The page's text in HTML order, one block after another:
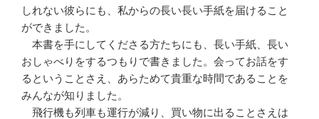
しれない彼らにも、私からの長い長い手紙を届けること
ができました。
本書を手にしてくださる方たちにも、長い手紙、長い
おしゃべりをするつもりで書きました。会ってお話をす
るということさえ、あらためて貴重な時間であることを
みんなが知りました。
飛行機も列車も運行が減り、買い物に出ることさえは